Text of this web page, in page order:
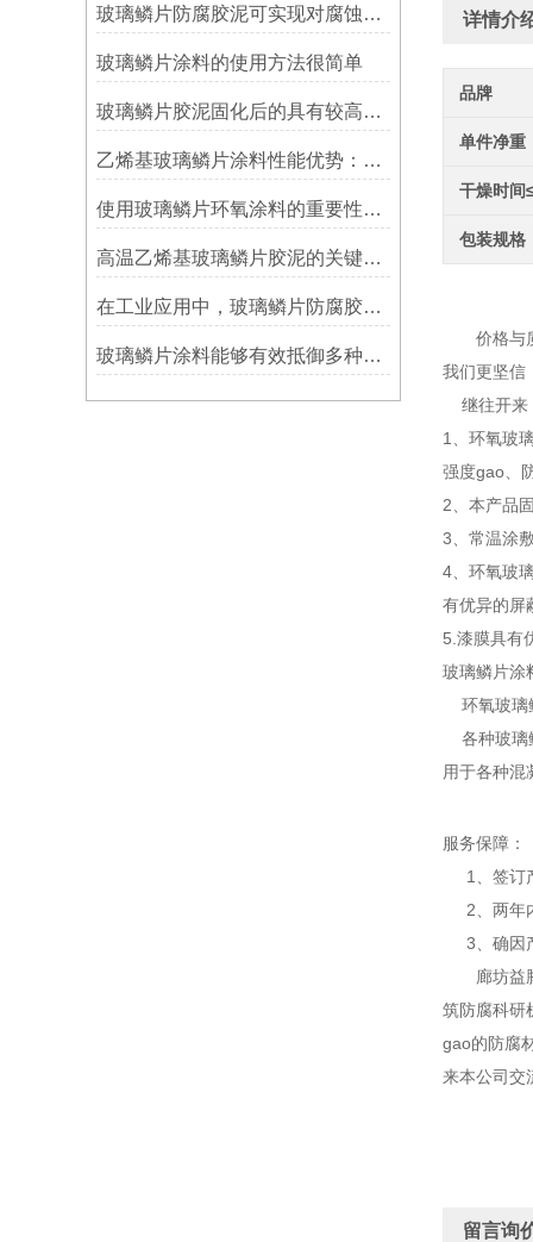
玻璃鳞片防腐胶泥可实现对腐蚀介质的有效阻隔
玻璃鳞片涂料的使用方法很简单
玻璃鳞片胶泥固化后的具有较高的硬度和耐磨性
乙烯基玻璃鳞片涂料性能优势：多重防护的协同效应
使用玻璃鳞片环氧涂料的重要性在哪里方面？
高温乙烯基玻璃鳞片胶泥的关键优势：从耐久性到施工适应性
在工业应用中，玻璃鳞片防腐胶泥展现出了多重防护作用
玻璃鳞片涂料能够有效抵御多种化学物质侵蚀
详情介
品牌
单件净重
干燥时间
包装规格
环氧
价格与质
我们更坚信
继往开来
1、环氧玻
强度gao、
2、本产品
3、常温涂
4、环氧玻
有优异的屏
5.漆膜具有
玻璃鳞片涂
环氧玻璃
各种玻璃
用于各种混
服务保障：
1、签订
2、两年
3、确因
廊坊益腾
筑防腐科研
gao的防腐
来本公司交
留言询